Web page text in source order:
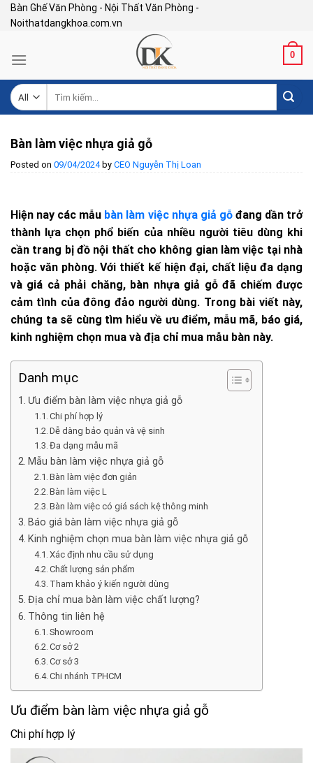
SkipBàn Ghế Văn Phòng - Nội Thất Văn Phòng -
Noithatdangkhoa.com.vn
0
kiếm:
Bàn làm việc nhựa giả gỗ
Posted on 09/04/2024by CEO Nguyễn Thị Loan
Hiện nay các mẫu bàn làm việc nhựa giả gỗ đang dần trở
thành lựa chọn phổ biến của nhiều người tiêu dùng khi
cần trang bị đồ nội thất cho không gian làm việc tại nhà
hoặc văn phòng. Với thiết kế hiện đại, chất liệu đa dạng
và giá cả phải chăng, bàn nhựa giả gỗ đã chiếm được
cảm tình của đông đảo người dùng. Trong bài viết này,
chúng ta sẽ cùng tìm hiểu về ưu điểm, mẫu mã, báo giá,
kinh nghiệm chọn mua và địa chỉ mua mẫu bàn này.
Danh mục
Ưu điểm bàn làm việc nhựa giả gỗ
Chi phí hợp lý
Dễ dàng bảo quản và vệ sinh
Đa dạng mẫu mã
Mẫu bàn làm việc nhựa giả gỗ
Bàn làm việc đơn giản
Bàn làm việc L
Bàn làm việc có giá sách kệ thông minh
Báo giá bàn làm việc nhựa giả gỗ
Kinh nghiệm chọn mua bàn làm việc nhựa giả gỗ
Xác định nhu cầu sử dụng
Chất lượng sản phẩm
Tham khảo ý kiến người dùng
Địa chỉ mua bàn làm việc chất lượng?
Thông tin liên hệ
Showroom
Cơ sở 2
Cơ sở 3
Chi nhánh TPHCM
Ưu điểm bàn làm việc nhựa giả gỗ
Chi phí hợp lý